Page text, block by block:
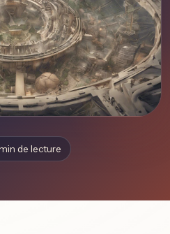
de lecture